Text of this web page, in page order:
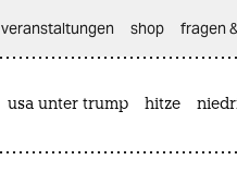
veranstaltungen shop fragen
usa unter trump hitze